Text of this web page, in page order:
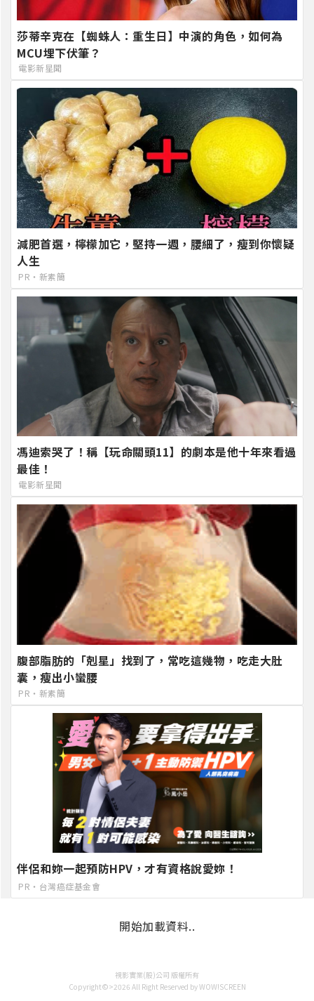
莎蒂辛克在【蜘蛛人：重生日】中演的角色，如何為
MCU埋下伏筆？
電影新星聞
減肥首選，檸檬加它，堅持一週，腰細了，瘦到你懷疑
人生
PR・新素簡
馮迪索哭了！稱【玩命關頭11】的劇本是他十年來看過
最佳！
電影新星聞
腹部脂肪的「剋星」找到了，常吃這幾物，吃走大肚
囊，瘦出小蠻腰
PR・新素簡
伴侶和妳一起預防HPV，才有資格說愛妳！
PR・台灣癌症基金會
開始加載資料..
視影實業(股)公司 版權所有
Copyright©>2026 All Right Reserved by WOW!SCREEN